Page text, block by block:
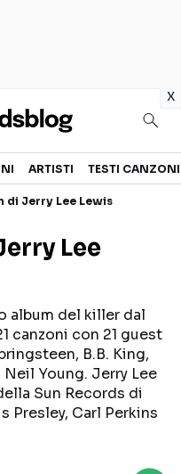
x
CANZONI
SHOW
ARTISTI TESTI CANZONI
di Jerry Lee Lewis
Lee
album del killer dal
canzoni con 21 guest
B.B. King,
Young. Jerry Lee
Sun Records di
Presley, Carl Perkins